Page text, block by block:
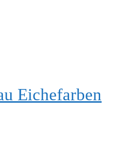
Eichefarben